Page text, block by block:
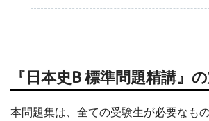
『日本史B 標準問題精講』
本問題集は、全ての受験生が必要なも